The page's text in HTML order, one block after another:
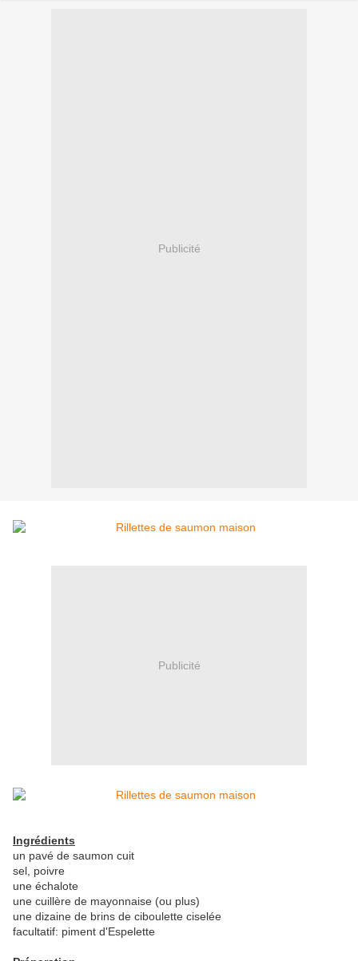
Publicité
Publicité
Ingrédients
un pavé de saumon cuit
sel, poivre
une échalote
une cuillère de mayonnaise (ou plus)
une dizaine de brins de ciboulette ciselée
facultatif: piment d'Espelette